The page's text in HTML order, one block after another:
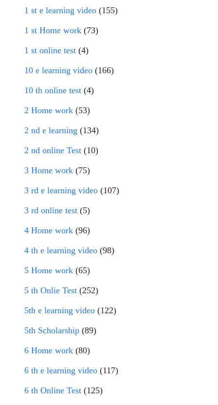
1 st e learning video (155)
1 st Home work (73)
1 st online test (4)
10 e learning video (166)
10 th online test (4)
2 Home work (53)
2 nd e learning (134)
2 nd online Test (10)
3 Home work (75)
3 rd e learning video (107)
3 rd online test (5)
4 Home work (96)
4 th e learning video (98)
5 Home work (65)
5 th Onlie Test (252)
5th e learning video (122)
5th Scholarship (89)
6 Home work (80)
6 th e learning video (117)
6 th Online Test (125)